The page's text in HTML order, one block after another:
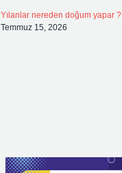
Yılanlar nereden doğum yapar ?
Temmuz 15, 2026